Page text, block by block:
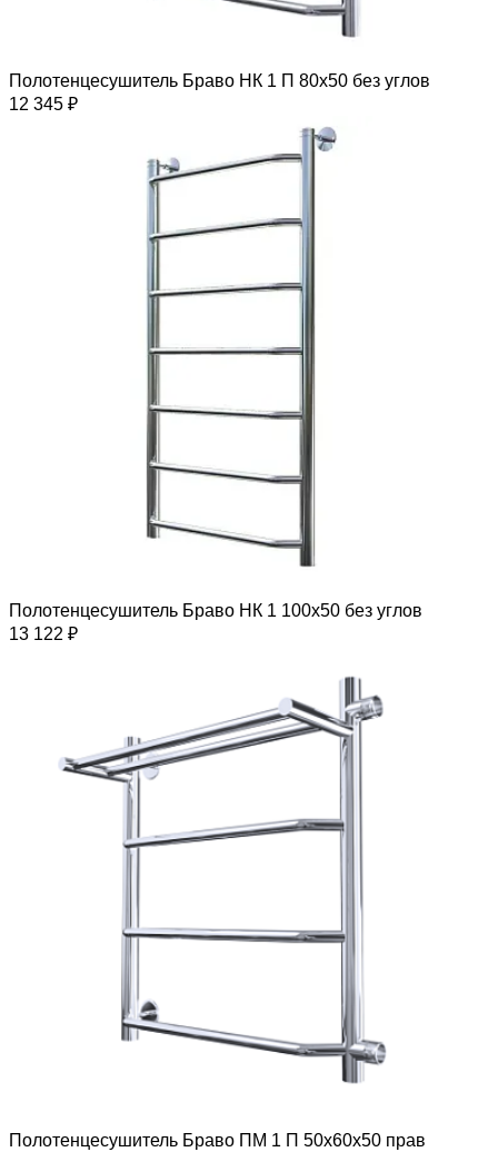
Полотенцесушитель Браво НК 1 П 80х50 без углов
12 345 ₽
Полотенцесушитель Браво НК 1 100х50 без углов
13 122 ₽
Полотенцесушитель Браво ПМ 1 П 50х60х50 прав